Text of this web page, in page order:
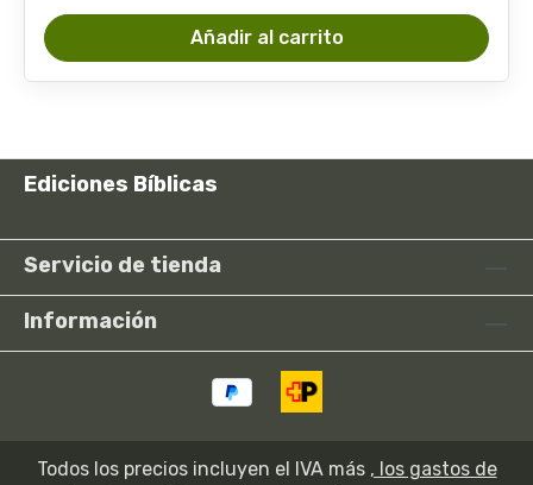
Añadir al carrito
Ediciones Bíblicas
Servicio de tienda
Información
Todos los precios incluyen el IVA más , los gastos de